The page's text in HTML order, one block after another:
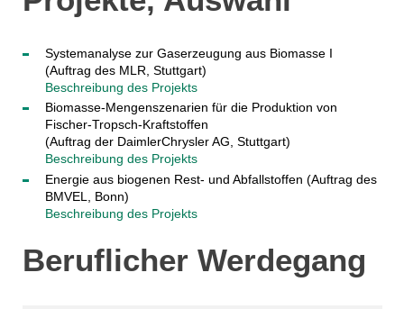
Systemanalyse zur Gaserzeugung aus Biomasse I
(Auftrag des MLR, Stuttgart)
Beschreibung des Projekts
Biomasse-Mengenszenarien für die Produktion von
Fischer-Tropsch-Kraftstoffen
(Auftrag der DaimlerChrysler AG, Stuttgart)
Beschreibung des Projekts
Energie aus biogenen Rest- und Abfallstoffen (Auftrag des
BMVEL, Bonn)
Beschreibung des Projekts
Beruflicher Werdegang